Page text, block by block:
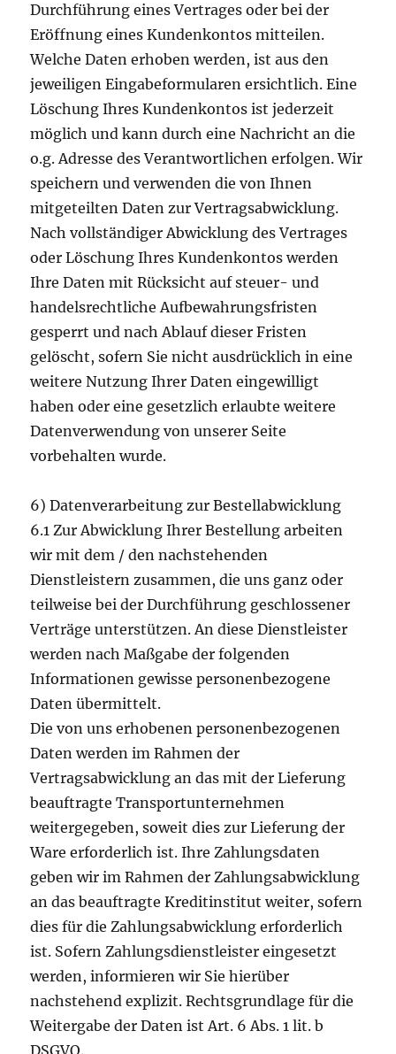
Durchführung eines Vertrages oder bei der
Eröffnung eines Kundenkontos mitteilen.
Welche Daten erhoben werden, ist aus den
jeweiligen Eingabeformularen ersichtlich. Eine
Löschung Ihres Kundenkontos ist jederzeit
möglich und kann durch eine Nachricht an die
o.g. Adresse des Verantwortlichen erfolgen. Wir
speichern und verwenden die von Ihnen
mitgeteilten Daten zur Vertragsabwicklung.
Nach vollständiger Abwicklung des Vertrages
oder Löschung Ihres Kundenkontos werden
Ihre Daten mit Rücksicht auf steuer- und
handelsrechtliche Aufbewahrungsfristen
gesperrt und nach Ablauf dieser Fristen
gelöscht, sofern Sie nicht ausdrücklich in eine
weitere Nutzung Ihrer Daten eingewilligt
haben oder eine gesetzlich erlaubte weitere
Datenverwendung von unserer Seite
vorbehalten wurde.
6) Datenverarbeitung zur Bestellabwicklung
6.1 Zur Abwicklung Ihrer Bestellung arbeiten
wir mit dem / den nachstehenden
Dienstleistern zusammen, die uns ganz oder
teilweise bei der Durchführung geschlossener
Verträge unterstützen. An diese Dienstleister
werden nach Maßgabe der folgenden
Informationen gewisse personenbezogene
Daten übermittelt.
Die von uns erhobenen personenbezogenen
Daten werden im Rahmen der
Vertragsabwicklung an das mit der Lieferung
beauftragte Transportunternehmen
weitergegeben, soweit dies zur Lieferung der
Ware erforderlich ist. Ihre Zahlungsdaten
geben wir im Rahmen der Zahlungsabwicklung
an das beauftragte Kreditinstitut weiter, sofern
dies für die Zahlungsabwicklung erforderlich
ist. Sofern Zahlungsdienstleister eingesetzt
werden, informieren wir Sie hierüber
nachstehend explizit. Rechtsgrundlage für die
Weitergabe der Daten ist Art. 6 Abs. 1 lit. b
DSGVO.